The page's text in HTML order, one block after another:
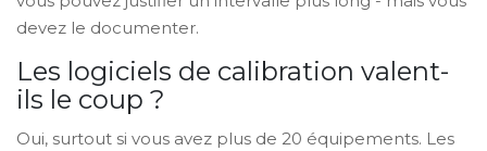
devez le documenter.
Les logiciels de calibration valent-
ils le coup ?
Oui, surtout si vous avez plus de 20 équipements. Les